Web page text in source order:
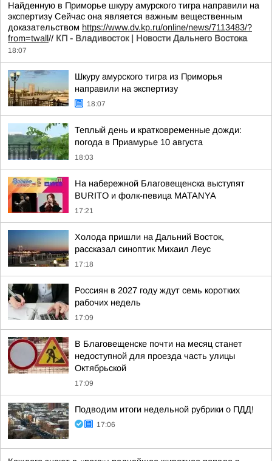
Найденную в Приморье шкуру амурского тигра направили на
экспертизу Сейчас она является важным вещественным
доказательством https://www.dv.kp.ru/online/news/7113483/?
from=twall// КП - Владивосток | Новости Дальнего Востока
18:07
Шкуру амурского тигра из Приморья
направили на экспертизу
18:07
Теплый день и кратковременные дожди:
погода в Приамурье 10 августа
18:03
На набережной Благовещенска выступят
BURITO и фолк-певица MATANYA
17:21
Холода пришли на Дальний Восток,
рассказал синоптик Михаил Леус
17:18
Россиян в 2027 году ждут семь коротких
рабочих недель
17:09
В Благовещенске почти на месяц станет
недоступной для проезда часть улицы
Октябрьской
17:09
Подводим итоги недельной рубрики о ПДД!
17:06